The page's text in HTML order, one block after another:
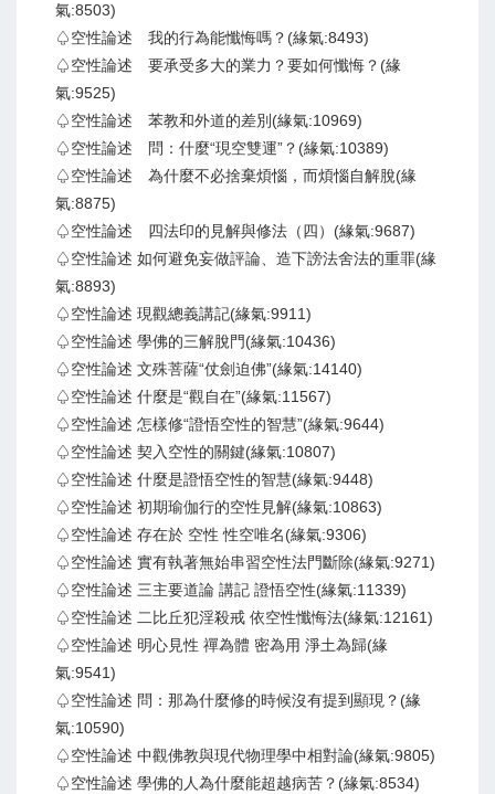
氣:8503)
♤空性論述 我的行為能懺悔嗎？(緣氣:8493)
♤空性論述 要承受多大的業力？要如何懺悔？(緣
氣:9525)
♤空性論述 苯教和外道的差別(緣氣:10969)
♤空性論述 問：什麼“現空雙運”？(緣氣:10389)
♤空性論述 為什麼不必捨棄煩惱，而煩惱自解脫(緣
氣:8875)
♤空性論述 四法印的見解與修法（四）(緣氣:9687)
♤空性論述 如何避免妄做評論、造下謗法舍法的重罪(緣
氣:8893)
♤空性論述 現觀總義講記(緣氣:9911)
♤空性論述 學佛的三解脫門(緣氣:10436)
♤空性論述 文殊菩薩“仗劍迫佛”(緣氣:14140)
♤空性論述 什麼是“觀自在”(緣氣:11567)
♤空性論述 怎樣修“證悟空性的智慧”(緣氣:9644)
♤空性論述 契入空性的關鍵(緣氣:10807)
♤空性論述 什麼是證悟空性的智慧(緣氣:9448)
♤空性論述 初期瑜伽行的空性見解(緣氣:10863)
♤空性論述 存在於 空性 性空唯名(緣氣:9306)
♤空性論述 實有執著無始串習空性法門斷除(緣氣:9271)
♤空性論述 三主要道論 講記 證悟空性(緣氣:11339)
♤空性論述 二比丘犯淫殺戒 依空性懺悔法(緣氣:12161)
♤空性論述 明心見性 禪為體 密為用 淨土為歸(緣
氣:9541)
♤空性論述 問：那為什麼修的時候沒有提到顯現？(緣
氣:10590)
♤空性論述 中觀佛教與現代物理學中相對論(緣氣:9805)
♤空性論述 學佛的人為什麼能超越病苦？(緣氣:8534)